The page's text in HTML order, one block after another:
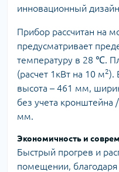
инновационный
Прибор рассчитан на
предусматривает
температуру в 28 ℃.
(расчет 1кВт на 10 м2).
высота – 461 мм,
без учета кронштейна
мм.
Экономичность и
Быстрый прогрев и
помещении,